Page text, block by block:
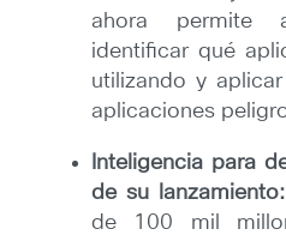
ahora permite
identificar qué
utilizando y
aplicaciones
Inteligencia para
de su lanzamiento:
de 100 mil